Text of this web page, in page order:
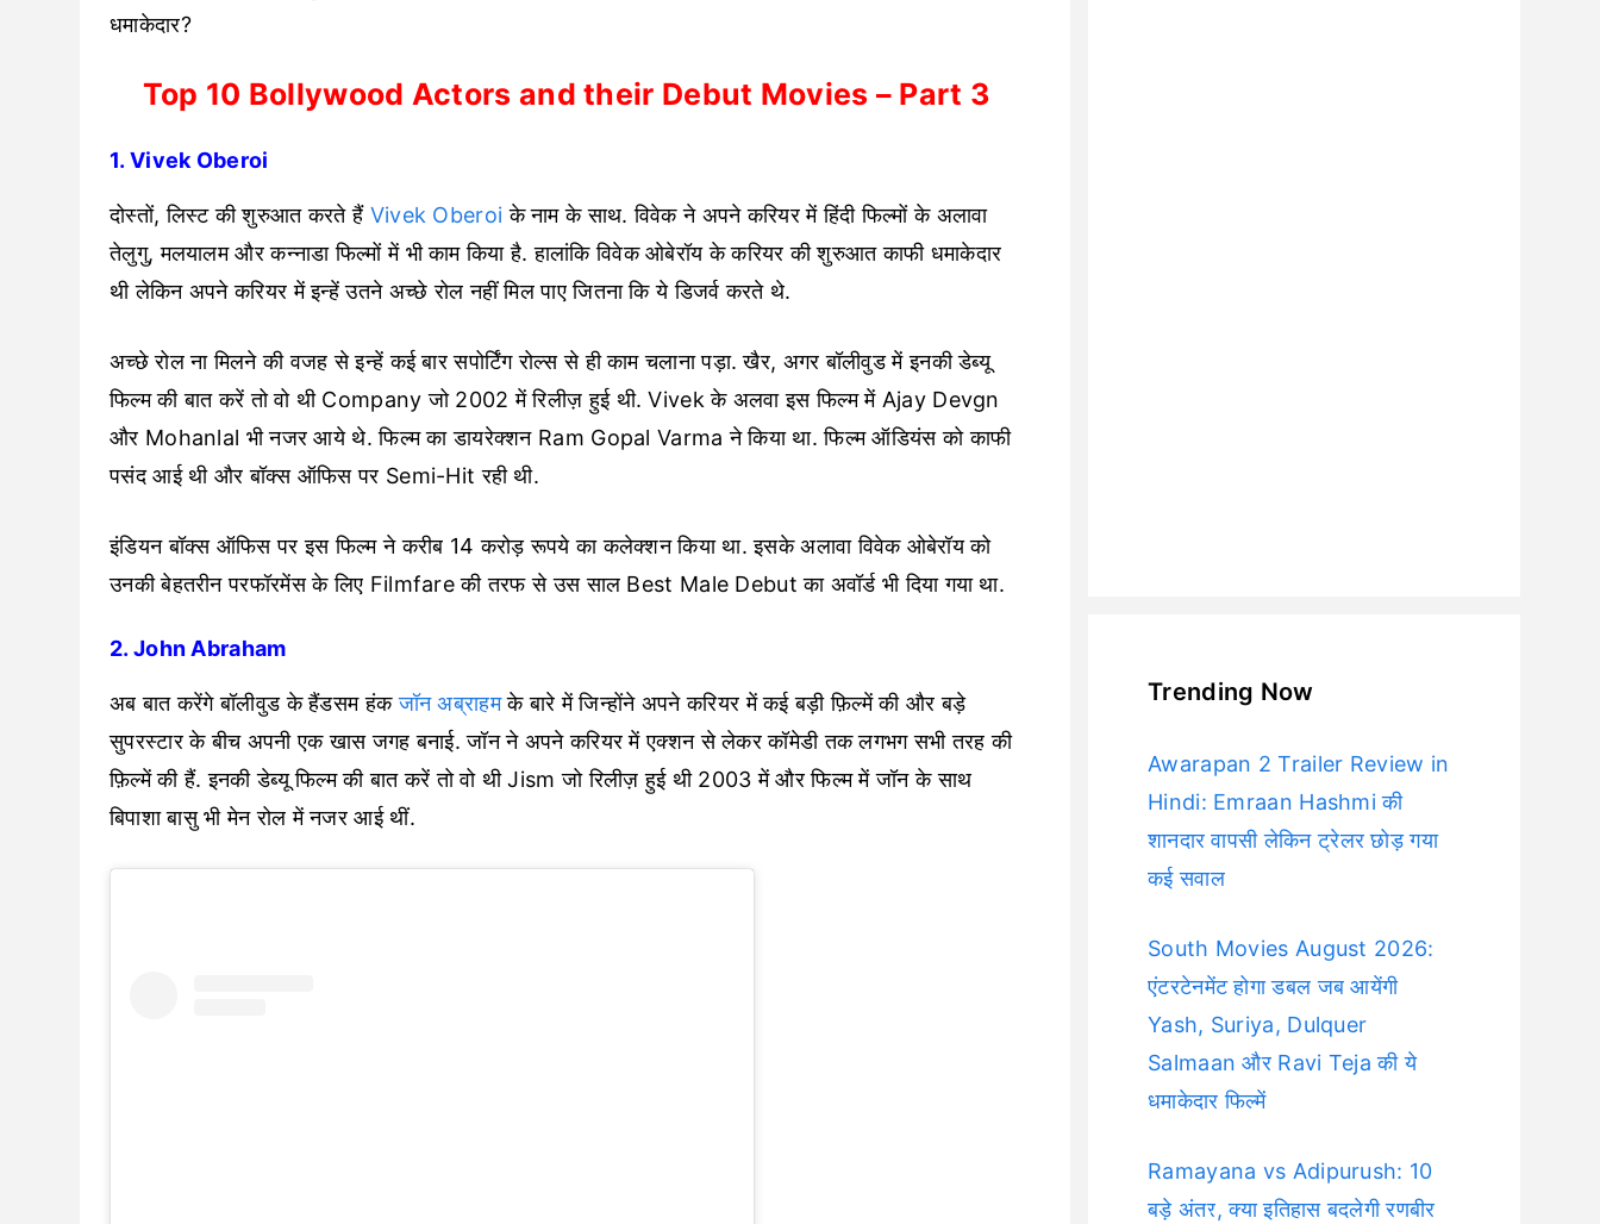
धमाकेदार?
Top 10 Bollywood Actors and their Debut Movies – Part 3
1. Vivek Oberoi
दोस्तों, लिस्ट की शुरुआत करते हैं Vivek Oberoi के नाम के साथ. विवेक ने अपने करियर में हिंदी फिल्मों के अलावा
तेलुगु, मलयालम और कन्नाडा फिल्मों में भी काम किया है. हालांकि विवेक ओबेरॉय के करियर की शुरुआत काफी धमाकेदार
थी लेकिन अपने करियर में इन्हें उतने अच्छे रोल नहीं मिल पाए जितना कि ये डिजर्व करते थे.
अच्छे रोल ना मिलने की वजह से इन्हें कई बार सपोर्टिंग रोल्स से ही काम चलाना पड़ा. खैर, अगर बॉलीवुड में इनकी डेब्यू
फिल्म की बात करें तो वो थी Company जो 2002 में रिलीज़ हुई थी. Vivek के अलवा इस फिल्म में Ajay Devgn
और Mohanlal भी नजर आये थे. फिल्म का डायरेक्शन Ram Gopal Varma ने किया था. फिल्म ऑडियंस को काफी
पसंद आई थी और बॉक्स ऑफिस पर Semi-Hit रही थी.
इंडियन बॉक्स ऑफिस पर इस फिल्म ने करीब 14 करोड़ रूपये का कलेक्शन किया था. इसके अलावा विवेक ओबेरॉय को
उनकी बेहतरीन परफॉरमेंस के लिए Filmfare की तरफ से उस साल Best Male Debut का अवॉर्ड भी दिया गया था.
2. John Abraham
अब बात करेंगे बॉलीवुड के हैंडसम हंकजॉन अब्राहमके बारे में जिन्होंने अपने करियर में कई बड़ी फ़िल्में की और बड़े
सुपरस्टार के बीच अपनी एक खास जगह बनाई. जॉन ने अपने करियर में एक्शन से लेकर कॉमेडी तक लगभग सभी तरह की
फ़िल्में की हैं. इनकी डेब्यू फिल्म की बात करें तो वो थी Jism जो रिलीज़ हुई थी 2003 में और फिल्म में जॉन के साथ
बिपाशा बासु भी मेन रोल में नजर आई थीं.
Trending Now
Awarapan 2 Trailer Review in
Hindi: Emraan Hashmi की
शानदार वापसी लेकिन ट्रेलर छोड़ गया
कई सवाल
South Movies August 2026:
एंटरटेनमेंट होगा डबल जब आयेंगी
Yash, Suriya, Dulquer
Salmaan और Ravi Teja की ये
धमाकेदार फिल्में
Ramayana vs Adipurush: 10
बड़े अंतर, क्या इतिहास बदलेगी रणबीर